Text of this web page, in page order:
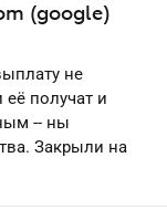
(google)
не
её получат и
-- ны
Закрыли на